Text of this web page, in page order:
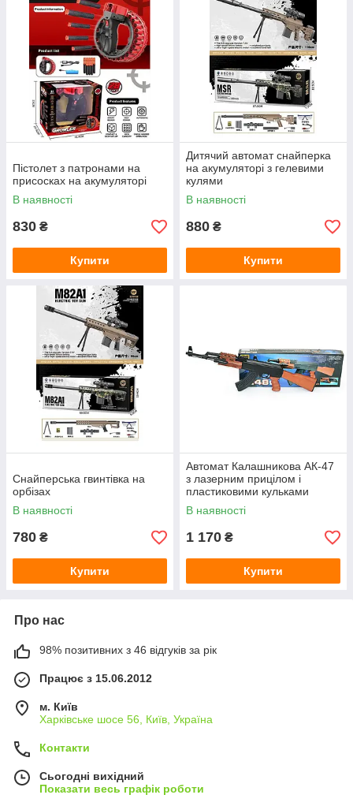
Пістолет з патронами на
присосках на акумуляторі
В наявності
830 ₴
Купити
Дитячий автомат снайперка
на акумуляторі з гелевими
кулями
В наявності
880 ₴
Купити
Снайперська гвинтівка на
орбізах
В наявності
780 ₴
Купити
Автомат Калашникова АК-47
з лазерним прицілом і
пластиковими кульками
В наявності
1 170 ₴
Купити
Про нас
98% позитивних з 46 відгуків за рік
Працює з 15.06.2012
м. Київ
Харківське шосе 56, Київ, Україна
Контакти
Сьогодні вихідний
Показати весь графік роботи